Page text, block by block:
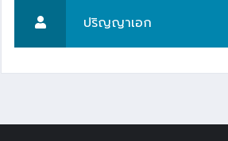
ปริญญาเอก